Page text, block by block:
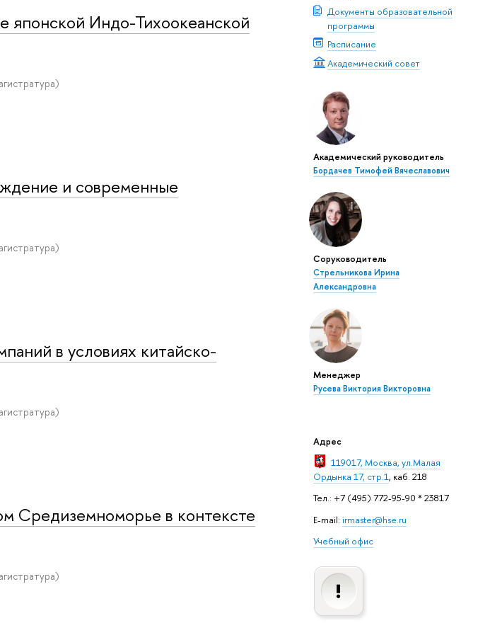
Документы образовательной
программы
Расписание
Академический совет
Академический руководитель
Бордачев Тимофей Вячеславович
Соруководитель
Стрельникова Ирина
Александровна
Менеджер
Русева Виктория Викторовна
Адрес
119017, Москва, ул.Малая
Ордынка 17, стр.1, каб. 218
Тел.: +7 (495) 772-95-90 * 23817
E-mail: irmaster@hse.ru
Учебный офис
японской Индо-Тихоокеанской
и современные
в условиях китайско-
Средиземноморье в контексте